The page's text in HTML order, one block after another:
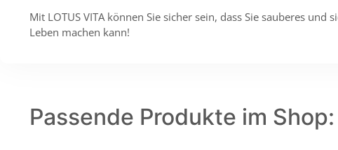
Mit LOTUS VITA können Sie sicher sein, dass Sie sauberes
Leben machen kann!
Passende Produkte im Shop: